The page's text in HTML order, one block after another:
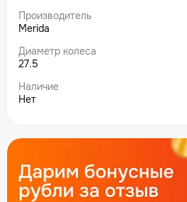
Производитель
Merida
Диаметр колеса
27.5
Наличие
Нет